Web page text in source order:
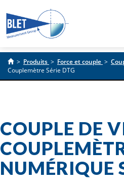
> Produits > Force et couple >
Couplemètre Série DTG
COUPLE DE
NUMÉRIQUE